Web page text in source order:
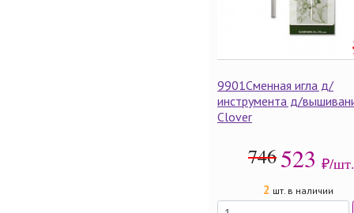
9901Сменная игла д/
инструмента д/
Clover
746523 ₽/шт.
2 шт. в наличии